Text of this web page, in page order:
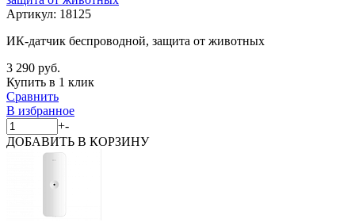
Артикул: 18125
ИК-датчик беспроводной, защита от животных
3 290 руб.
Купить в 1 клик
Сравнить
В избранное
+-
ДОБАВИТЬ В КОРЗИНУ